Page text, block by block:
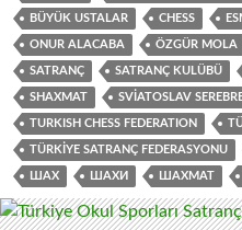
BÜYÜK USTALAR CHESS
ONUR ALACABA ÖZGÜR MOLA
SATRANÇ SATRANÇ KULÜBÜ
SHAXMAT SVIATOSLAV
TURKISH CHESS FEDERATION
TÜRKIYE SATRANÇ FEDERASYONU
ШАХ ШАХИ ШАХМАТ